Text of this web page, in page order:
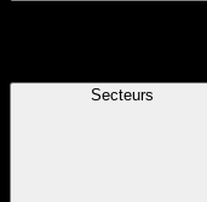
Secteurs